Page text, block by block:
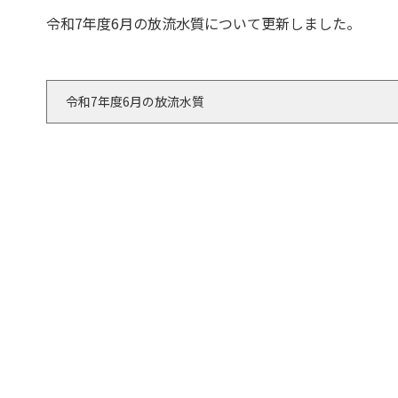
令和7年度6月の放流水質について更新しました。
令和7年度6月の放流水質